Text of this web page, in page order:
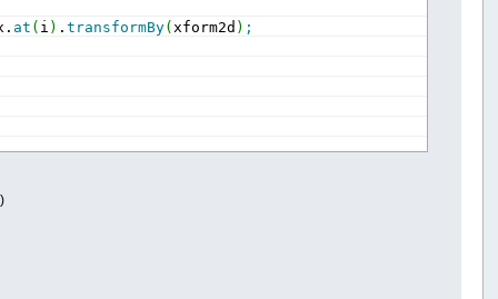
at ( i ) .transformBy( xform2d ) ;